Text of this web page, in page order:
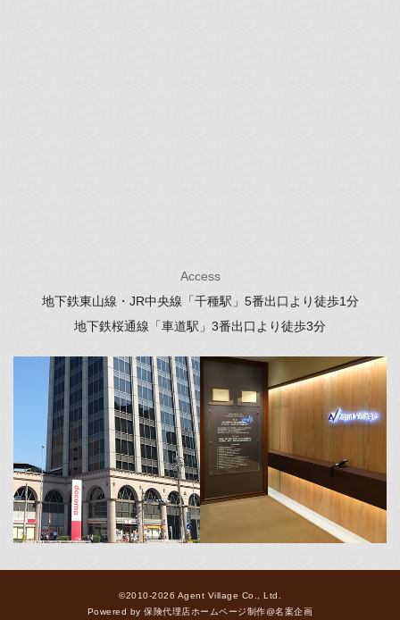
Access
地下鉄東山線・JR中央線「千種駅」 5番出口より徒歩1分
地下鉄桜通線「車道駅」 3番出口より徒歩3分
©2010-2026 Agent Village Co., Ltd.
Powered by保険代理店ホームページ制作@名案企画